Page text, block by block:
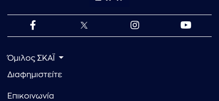
Όμιλος ΣΚΑΪ
Διαφημιστείτε
Επικοινωνία